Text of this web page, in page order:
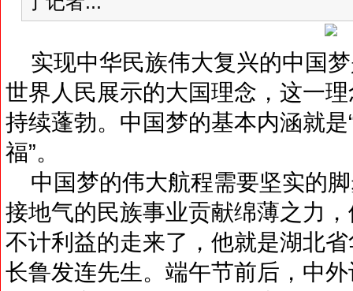
实现中华民族伟大复兴的中国
世界人民展示的大国理念，这一
持续蓬勃。中国梦的基本内涵就
福”。
中国梦的伟大航程需要坚实的
接地气的民族事业贡献绵薄之力
不计利益的走来了，他就是湖北
长鲁发连先生。端午节前后，中